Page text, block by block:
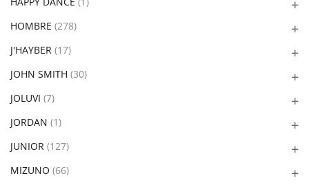
HOMBRE (278)
J'HAYBER (17)
JOHN SMITH (30)
JOLUVI (7)
JORDAN (1)
JUNIOR (127)
MIZUNO (66)